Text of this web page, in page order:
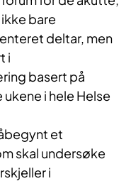
bare
deltar, men
i
basert på
i hele Helse
et
skal undersøke
i